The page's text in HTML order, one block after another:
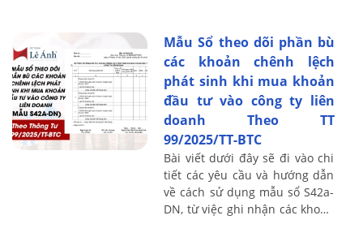
Mẫu Sổ theo dõi phần bù
các khoản chênh lệch
phát sinh khi mua khoản
đầu tư vào công ty liên
doanh Theo TT
99/2025/TT-BTC
Bài viết dưới đây sẽ đi vào chi
tiết các yêu cầu và hướng dẫn
về cách sử dụng mẫu sổ S42a-
DN, từ việc ghi nhận các khoản